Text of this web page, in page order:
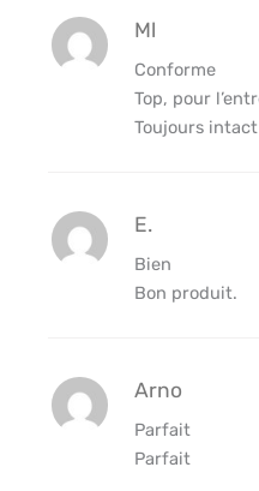
Ml
Conforme
Top, pour
Toujours
E.
Bien
Bon produit.
Arno
Parfait
Parfait